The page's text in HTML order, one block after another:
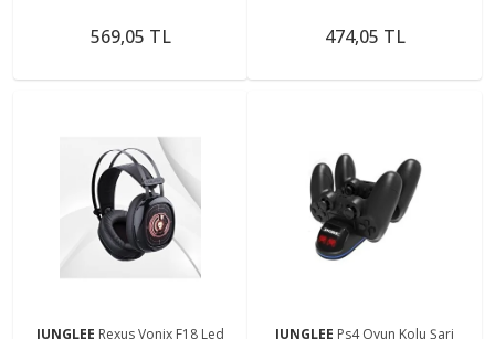
569,05 TL 474,05 TL
JUNGLEE Rexus Vonix F18 Led
JUNGLEE Ps4 Oyun Kolu Şarj